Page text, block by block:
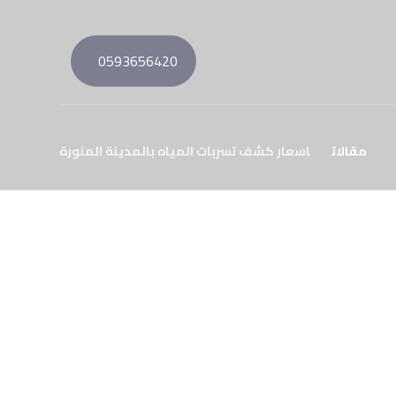
0593656420
مقالات اسعار كشف تسربات المياه بالمدينة المنورة